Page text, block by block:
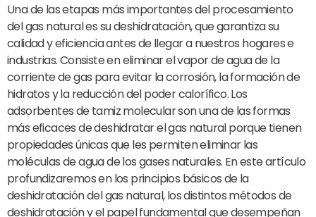
Una de las etapas más importantes del procesamiento
del gas natural es su deshidratación, que garantiza su
calidad y eficiencia antes de llegar a nuestros hogares e
industrias. Consiste en eliminar el vapor de agua de la
corriente de gas para evitar la corrosión, la formación de
hidratos y la reducción del poder calorífico. Los
adsorbentes de tamiz molecular son una de las formas
más eficaces de deshidratar el gas natural porque tienen
propiedades únicas que les permiten eliminar las
moléculas de agua de los gases naturales. En este artículo
profundizaremos en los principios básicos de la
deshidratación del gas natural, los distintos métodos de
deshidratación y el papel fundamental que desempeñan